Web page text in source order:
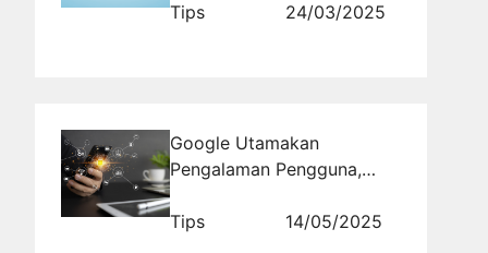
Dominasi SERP
Tips 24/03/2025
Google Utamakan
Pengalaman Pengguna,
Tips
14/05/2025